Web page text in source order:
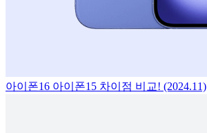
아이폰16 아이폰15 차이점 비교! (2024.11)